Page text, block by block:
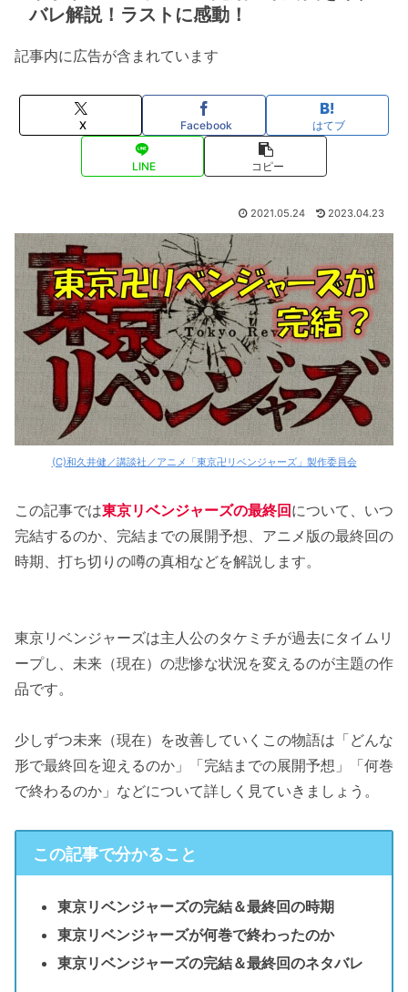
バレ解説！ラストに感動！
記事内に広告が含まれています
X Facebook はてブ
LINE コピー
2021.05.24 2023.04.23
(C)和久井健／講談社／アニメ「東京卍リベンジャーズ」製作委員会
この記事では東京リベンジャーズの最終回について、いつ
完結するのか、完結までの展開予想、アニメ版の最終回の
時期、打ち切りの噂の真相などを解説します。
東京リベンジャーズは主人公のタケミチが過去にタイムリ
ープし、未来（現在）の悲惨な状況を変えるのが主題の作
品です。
少しずつ未来（現在）を改善していくこの物語は「どんな
形で最終回を迎えるのか」「完結までの展開予想」「何巻
で終わるのか」などについて詳しく見ていきましょう。
この記事で分かること
東京リベンジャーズの完結＆最終回の時期
東京リベンジャーズが何巻で終わったのか
東京リベンジャーズの完結＆最終回のネタバレ